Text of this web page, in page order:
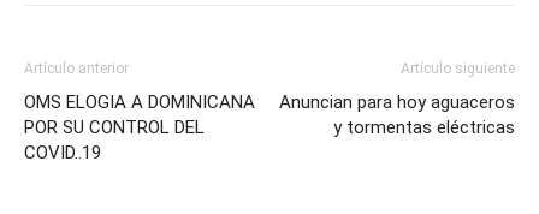
Artículo anterior
OMS ELOGIA A DOMINICANA
POR SU CONTROL DEL
COVID..19
Artículo siguiente
Anuncian para hoy aguaceros
y tormentas eléctricas